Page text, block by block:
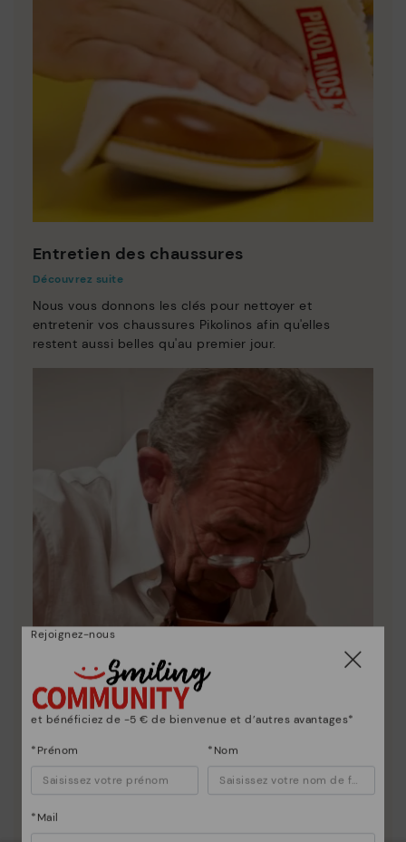
Entretien des chaussures
Découvrez suite
Nous vous donnons les clés pour nettoyer et
entretenir vos chaussures Pikolinos afin qu'elles
restent aussi belles qu'au premier jour.
La nature de Pikolinos
Rejoignez-nous
et bénéficiez de -5 € de bienvenue et d’autres avantages*
*Prénom *Nom
*Mail